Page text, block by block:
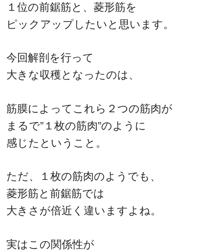
１位の前鋸筋と、菱形筋を
ピックアップしたいと思います。
今回解剖を行って
大きな収穫となったのは、
筋膜によってこれら２つの筋肉が
まるで”１枚の筋肉”のように
感じたということ。
ただ、１枚の筋肉のようでも、
菱形筋と前鋸筋では
大きさが倍近く違いますよね。
実はこの関係性が